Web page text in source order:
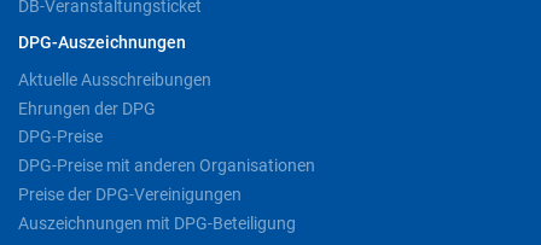
DB-Veranstaltungsticket
DPG-Auszeichnungen
Aktuelle Ausschreibungen
Ehrungen der DPG
DPG-Preise
DPG-Preise mit anderen Organisationen
Preise der DPG-Vereinigungen
Auszeichnungen mit DPG-Beteiligung